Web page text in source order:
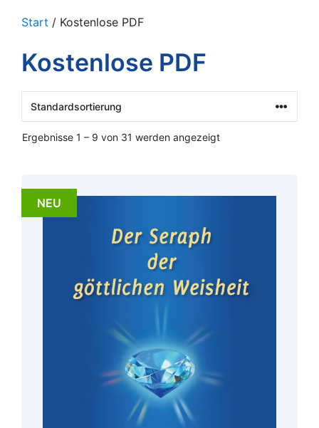
Start / Kostenlose PDF
Kostenlose PDF
Ergebnisse 1 – 9 von 31 werden angezeigt
NEU